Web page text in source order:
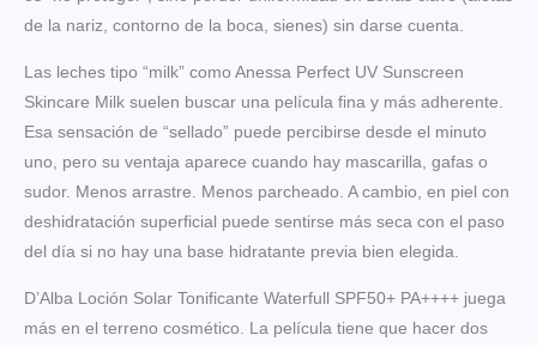
de la nariz, contorno de la boca, sienes) sin darse cuenta.
Las leches tipo “milk” como Anessa Perfect UV Sunscreen
Skincare Milk suelen buscar una película fina y más adherente.
Esa sensación de “sellado” puede percibirse desde el minuto
uno, pero su ventaja aparece cuando hay mascarilla, gafas o
sudor. Menos arrastre. Menos parcheado. A cambio, en piel con
deshidratación superficial puede sentirse más seca con el paso
del día si no hay una base hidratante previa bien elegida.
D’Alba Loción Solar Tonificante Waterfull SPF50+ PA++++ juega
más en el terreno cosmético. La película tiene que hacer dos